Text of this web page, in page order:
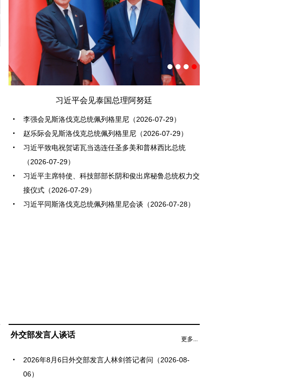
驻墨尔本总领馆举办电影《辛亥革命》小型招待会及
观影活动
习近平会见泰国总理阿努廷
李强会见斯洛伐克总统佩列格里尼（2026-07-29）
赵乐际会见斯洛伐克总统佩列格里尼（2026-07-29）
习近平致电祝贺诺瓦当选连任圣多美和普林西比总统
（2026-07-29）
习近平主席特使、科技部部长阴和俊出席秘鲁总统权力交
接仪式（2026-07-29）
习近平同斯洛伐克总统佩列格里尼会谈（2026-07-28）
外交部发言人谈话 更多...
2026年8月6日外交部发言人林剑答记者问（2026-08-
06）